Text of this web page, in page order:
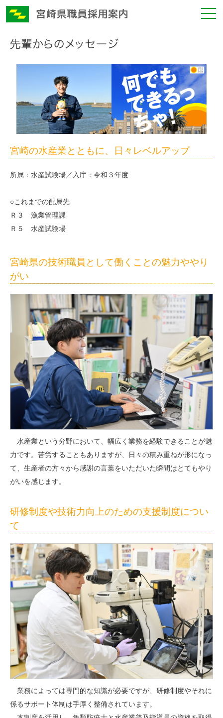
宮崎の水産業とともに、日々レベルアップ
所属：水産試験場／入庁：令和３年度
○これまでの配属先
Ｒ３ 漁業管理課
Ｒ５ 水産試験場
宮崎県の技術職員として働くことの魅力ややり
がい
水産業という分野において、幅広く業務を経験できることが魅
力です。苦労することもありますが、日々の積み重ねが形になっ
て、生産者の方々から感謝の言葉をいただいた瞬間はとてもやり
がいを感じます。
研修制度や技術力向上のための支援制度につい
て
業務によっては専門的な知識が必要ですが、研修制度やそれに
係るサポート体制は手厚く整備されています。